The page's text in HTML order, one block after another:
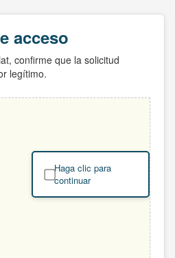
acceso
confirme que la solicitud
legítimo.
Haga clic para
continuar